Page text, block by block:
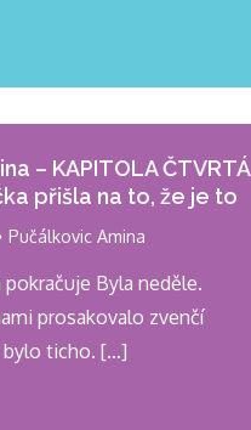
– KAPITOLA ČTVRTÁ
přišla na to, že je to
Pučálkovic Amina
pokračuje Byla neděle.
prosakovalo zvenčí
bylo ticho. […]